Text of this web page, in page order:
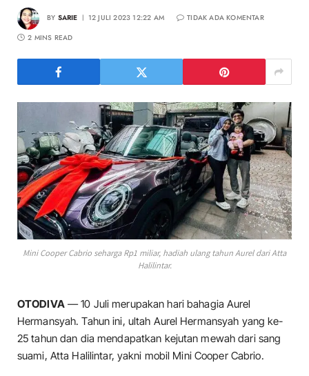
BY SARIE 12 JULI 2023 12:22 AM
TIDAK ADA KOMENTAR
2 MINS READ
Mini Cooper Cabrio seharga Rp1 miliar, hadiah ulang tahun Aurel dari Atta
Halilintar.
OTODIVA— 10 Juli merupakan hari bahagia Aurel
Hermansyah. Tahun ini, ultah Aurel Hermansyah yang ke-
25 tahun dan dia mendapatkan kejutan mewah dari sang
suami, Atta Halilintar, yakni mobil Mini Cooper Cabrio.